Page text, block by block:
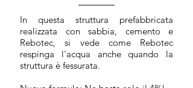
In questa struttura prefabbricata
realizzata con sabbia, cemento e
Rebotec, si vede come Rebotec
respinga l'acqua anche quando la
struttura è fessurata.